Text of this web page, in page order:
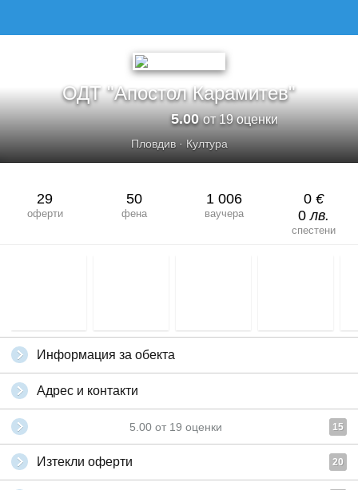
ОДТ "Апостол Карамитев"
5.00от 19 оценки
Пловдив· Култура
29
оферти
50
фена
1 006
ваучера
0 €
0лв.
спестени
Информация за обекта
Адрес и контакти
5.00 от 19 оценки 15
Изтекли оферти 20